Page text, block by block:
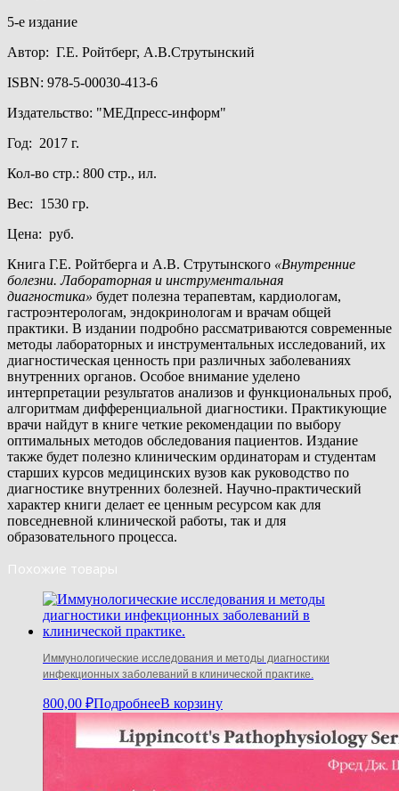
5-е издание
Автор: Г.Е. Ройтберг, А.В.Струтынский
ISBN: 978-5-00030-413-6
Издательство: "МЕДпресс-информ"
Год: 2017 г.
Кол-во стр.: 800 стр., ил.
Вес: 1530 гр.
Цена: руб.
Книга Г.Е. Ройтберга и А.В. Струтынского «Внутренние
болезни. Лабораторная и инструментальная
диагностика» будет полезна терапевтам, кардиологам,
гастроэнтерологам, эндокринологам и врачам общей
практики. В издании подробно рассматриваются современные
методы лабораторных и инструментальных исследований, их
диагностическая ценность при различных заболеваниях
внутренних органов. Особое внимание уделено
интерпретации результатов анализов и функциональных проб,
алгоритмам дифференциальной диагностики. Практикующие
врачи найдут в книге четкие рекомендации по выбору
оптимальных методов обследования пациентов. Издание
также будет полезно клиническим ординаторам и студентам
старших курсов медицинских вузов как руководство по
диагностике внутренних болезней. Научно-практический
характер книги делает ее ценным ресурсом как для
повседневной клинической работы, так и для
образовательного процесса.
Похожие товары
Иммунологические исследования и методы диагностики
инфекционных заболеваний в клинической практике.
800,00 ₽ПодробнееВ корзину